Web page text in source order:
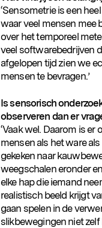
‘Sensometrie is een
waar veel mensen mee
over het temporeel
veel softwarebedrijven
afgelopen tijd zien we
mensen te bevragen.’
Is sensorisch
observeren dan er
‘Vaak wel. Daarom is
mensen als het ware
gekeken naar
weegschalen eronder
elke hap die iemand
realistisch beeld krijgt
gaan spelen in de
slikbewegingen niet zelf